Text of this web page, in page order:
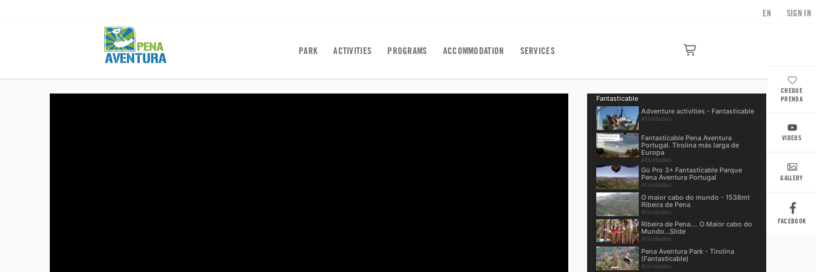
EN SIGN IN
PARK ACTIVITIES PROGRAMS ACCOMMODATION SERVICES
Fantasticable
Adventure activities - Fantasticable
Atividades
Fantasticable Pena Aventura
Portugal. Tirolina más larga de
Europa
Atividades
Go Pro 3+ Fantasticable Parque
Pena Aventura Portugal
Atividades
O maior cabo do mundo - 1538mt
Ribeira de Pena
Atividades
Ribeira de Pena.... O Maior cabo do
Mundo...Slide
Atividades
Pena Aventura Park - Tirolina
(Fantasticable)
Atividades
CHEQUE
PRENDA
VIDEOS
GALLERY
FACEBOOK